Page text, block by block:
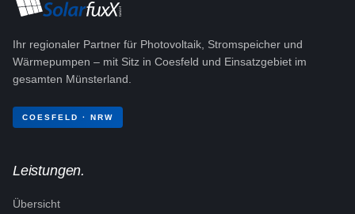
Ihr regionaler Partner für Photovoltaik, Stromspeicher und
Wärmepumpen – mit Sitz in Coesfeld und Einsatzgebiet im
gesamten Münsterland.
COESFELD · NRW
Leistungen.
Übersicht